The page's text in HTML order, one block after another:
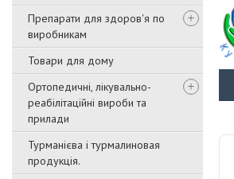
Препарати для здоров'я по
виробникам
Товари для дому
Ортопедичні, лікувально-
реабілітаційні вироби та
прилади
Турманієва і турмалиновая
продукція.